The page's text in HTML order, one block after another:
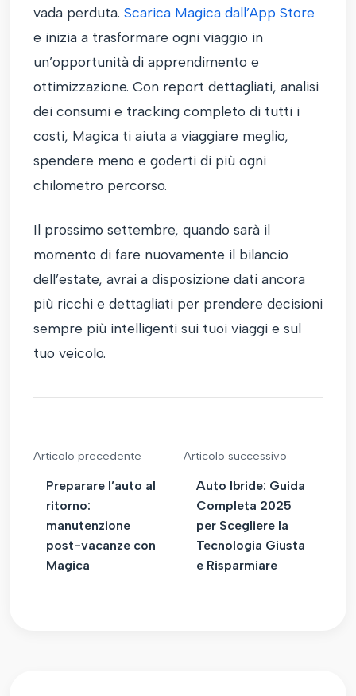
vada perduta. Scarica Magica dall’App Store
e inizia a trasformare ogni viaggio in
un’opportunità di apprendimento e
ottimizzazione. Con report dettagliati, analisi
dei consumi e tracking completo di tutti i
costi, Magica ti aiuta a viaggiare meglio,
spendere meno e goderti di più ogni
chilometro percorso.
Il prossimo settembre, quando sarà il
momento di fare nuovamente il bilancio
dell’estate, avrai a disposizione dati ancora
più ricchi e dettagliati per prendere decisioni
sempre più intelligenti sui tuoi viaggi e sul
tuo veicolo.
Articolo precedente
Preparare l’auto al
ritorno:
manutenzione
post-vacanze con
Magica
Articolo successivo
Auto Ibride: Guida
Completa 2025
per Scegliere la
Tecnologia Giusta
e Risparmiare